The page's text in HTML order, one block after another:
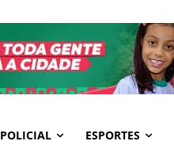
POLICIAL ESPORTES